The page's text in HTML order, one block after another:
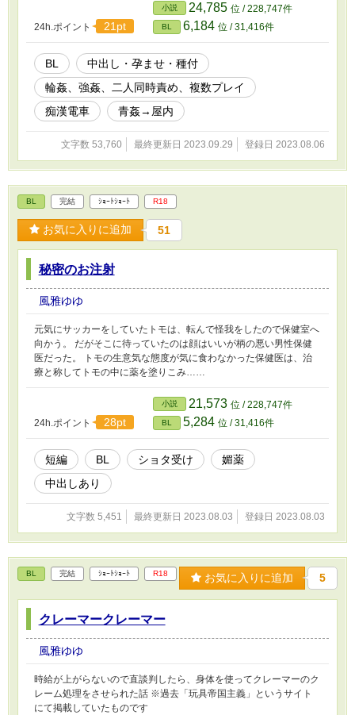
24h.ポイント 21pt
小説 24,785 位 / 228,747件
BL 6,184 位 / 31,416件
BL
中出し・孕ませ・種付
輪姦、強姦、二人同時責め、複数プレイ
痴漢電車
青姦→屋内
文字数 53,760 最終更新日 2023.09.29 登録日 2023.08.06
BL 完結 ｼｮｰﾄｼｮｰﾄ R18
お気に入りに追加 51
秘密のお注射
風雅ゆゆ
元気にサッカーをしていたトモは、転んで怪我をしたので保健室へ
向かう。 だがそこに待っていたのは顔はいいが柄の悪い男性保健
医だった。 トモの生意気な態度が気に食わなかった保健医は、治
療と称してトモの中に薬を塗りこみ……
24h.ポイント 28pt
小説 21,573 位 / 228,747件
BL 5,284 位 / 31,416件
短編 BL ショタ受け
媚薬
中出しあり
文字数 5,451 最終更新日 2023.08.03 登録日 2023.08.03
BL 完結 ｼｮｰﾄｼｮｰﾄ R18 お気に入りに追加 5
クレーマークレーマー
風雅ゆゆ
時給が上がらないので直談判したら、身体を使ってクレーマーのク
レーム処理をさせられた話 ※過去「玩具帝国主義」というサイト
にて掲載していたものです